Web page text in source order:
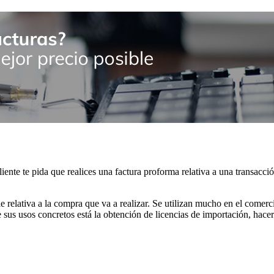
te pida que realices una factura proforma relativa a una
a la compra que va a realizar. Se utilizan mucho en el
usos concretos está la obtención de licencias de importación,